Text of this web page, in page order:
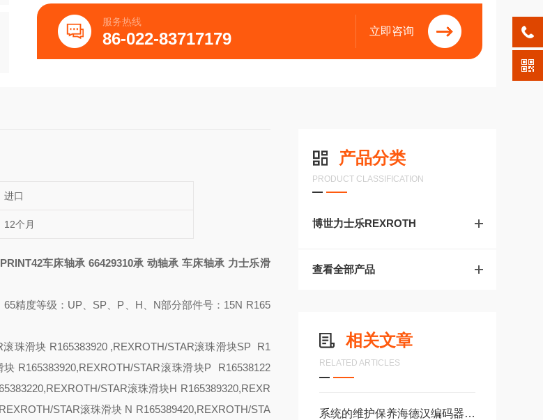
服务热线
86-022-83717179 立即咨询
产品分类
PRODUCT CLASSIFICATION
博世力士乐REXROTH
查看全部产品
相关文章
RELATED ARTICLES
系统的维护保养海德汉编码器系统是保障长期高效运转的重要环节
进口
12个月
车床轴承 66429310承 动轴承 车床轴承 力士乐滑
65精度等级： UP、SP、P、H、N部分部件号： 15N R165
珠滑块 R165383920 ,REXROTH/STAR滚珠滑块SP R1
R165383920,REXROTH/STAR滚珠滑块P R16538122
STAR滚珠滑块H R165389320,REXR
STAR滚珠滑块 N R165389420,REXROTH/STA